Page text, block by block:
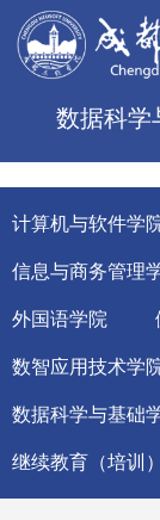
数据科学
计算机与软件学
信息与商务管理
外国语学院
数智应用技术学
数据科学与基础
继续教育（培训